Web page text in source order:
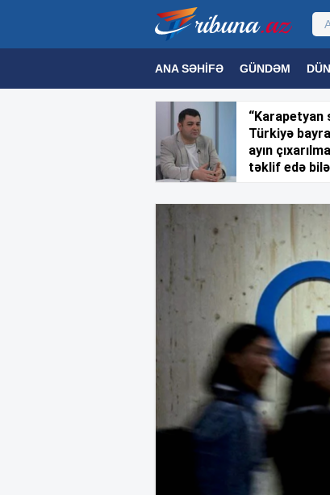
ANA SƏHIFƏ GÜNDƏM
MƏDƏNIYYƏT MAQAZIN
“Karapetyan
Türkiyə
ayın
təklif edə